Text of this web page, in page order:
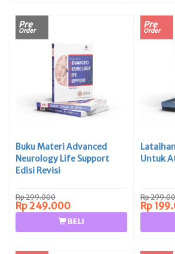
Pre
Order
Buku Materi Advanced
Neurology Life Support
Edisi Revisi
Rp 299.000
Rp 249.000
BELI
Pre
Order
Untuk
Rp
Rp